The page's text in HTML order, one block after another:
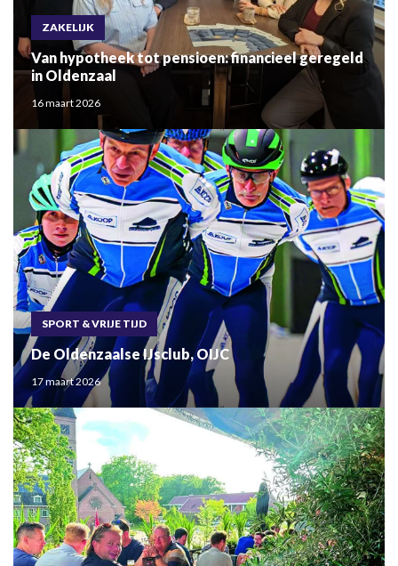
ZAKELIJK
Van hypotheek tot pensioen: financieel geregeld
in Oldenzaal
16 maart 2026
SPORT & VRIJE TIJD
De Oldenzaalse IJsclub, OIJC
17 maart 2026